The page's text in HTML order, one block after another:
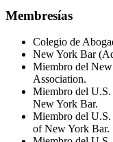
Membresías
Colegio de
New York Bar
Miembro del
Association.
Miembro del
New York Bar.
Miembro del
of New York Bar.